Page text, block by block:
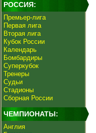
РОССИЯ:
Премьер-лига
Первая лига
Вторая лига
Кубок России
Календарь
Бомбардиры
Суперкубок
Тренеры
Судьи
Стадионы
Сборная России
ЧЕМПИОНАТЫ:
Англия